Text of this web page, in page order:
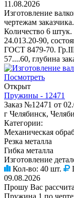
11.08.2026
Изготовление
чертежам
Количество 6
24.013.20-90,
ГОСТ 8479-70.
57....60, глубина
Посмотреть
Открыт
Пружины - 12471
Заказ №12471 от
г Челябинск,
Категории:
Механическая
Резка металла
Гибка металла
Изготовление
Кол-во: 40 шт.
09.08.2026
Прошу Вас
Пружина 1 по